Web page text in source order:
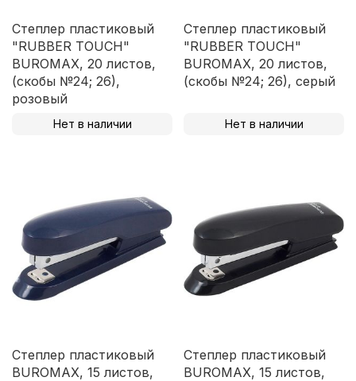
Степлер пластиковый
"RUBBER TOUCH"
BUROMAX, 20 листов,
(скобы №24; 26),
розовый
Нет в наличии
Степлер пластиковый
"RUBBER TOUCH"
BUROMAX, 20 листов,
(скобы №24; 26), серый
Нет в наличии
Степлер пластиковый
BUROMAX, 15 листов,
Степлер пластиковый
BUROMAX, 15 листов,